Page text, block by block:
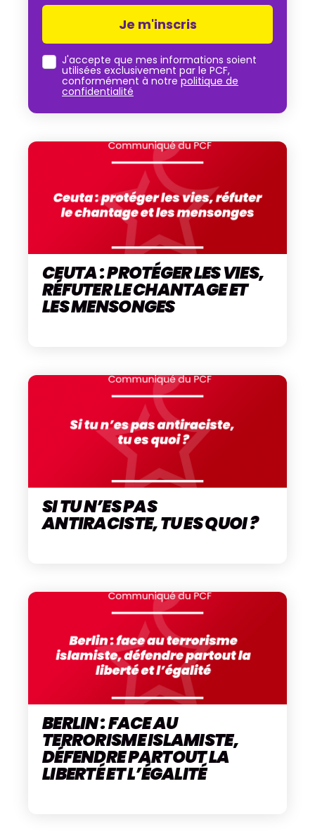
J'accepte que mes informations soient
utilisées exclusivement par le PCF,
conformément à notrepolitique de
confidentialité
CEUTA : PROTÉGER LES VIES,
RÉFUTER LE CHANTAGE ET
LES MENSONGES
SI TU N’ES PAS
ANTIRACISTE, TU ES QUOI ?
BERLIN : FACE AU
TERRORISME ISLAMISTE,
DÉFENDRE PARTOUT LA
LIBERTÉ ET L’ÉGALITÉ